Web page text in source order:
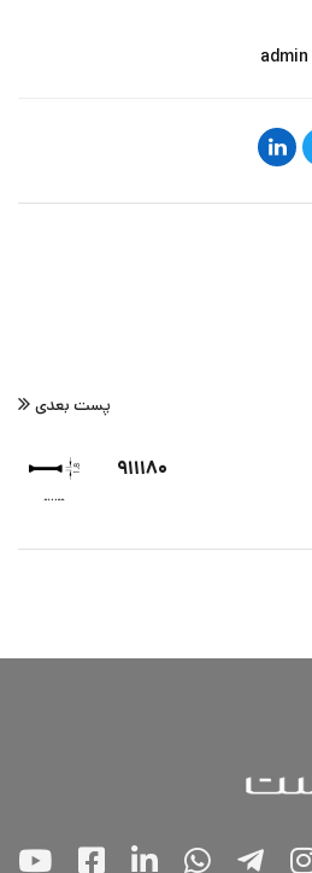
admin
پست بعدی
۹۱۱۱۸۰